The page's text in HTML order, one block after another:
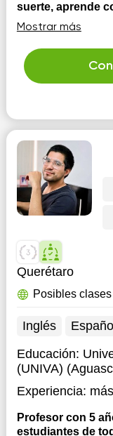
suerte, aprende
clase hoy!
graduado de la
(UADY), mi tesis fue
en Ciencias con
Centro de
Mostrar más
Querétaro
Posibles
Inglés
Español
Educación:
(UNIVA)
Experiencia:
Profesor con 5
estudiantes de